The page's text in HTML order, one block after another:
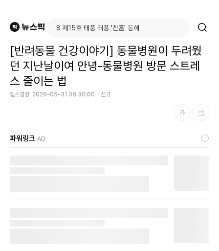
[반려동물 건강이야기] 동물병원이 두려웠
던 지난날이여 안녕-동물병원 방문 스트레
스 줄이는 법
헬스경향 2026-05-31 08:30:00 신고
파워링크 AD